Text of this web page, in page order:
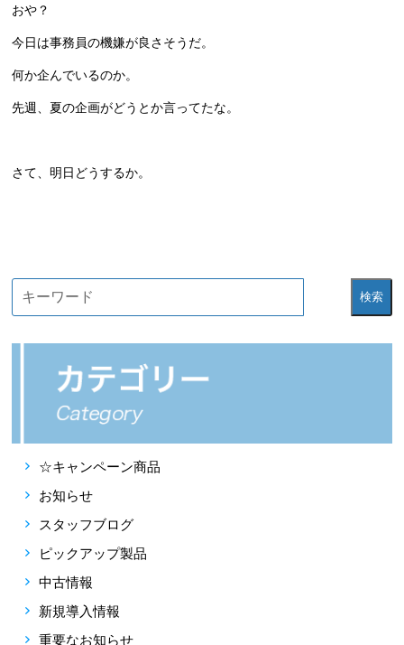
おや？
今日は事務員の機嫌が良さそうだ。
何か企んでいるのか。
先週、夏の企画がどうとか言ってたな。
さて、明日どうするか。
検索
☆キャンペーン商品
お知らせ
スタッフブログ
ピックアップ製品
中古情報
新規導入情報
重要なお知らせ